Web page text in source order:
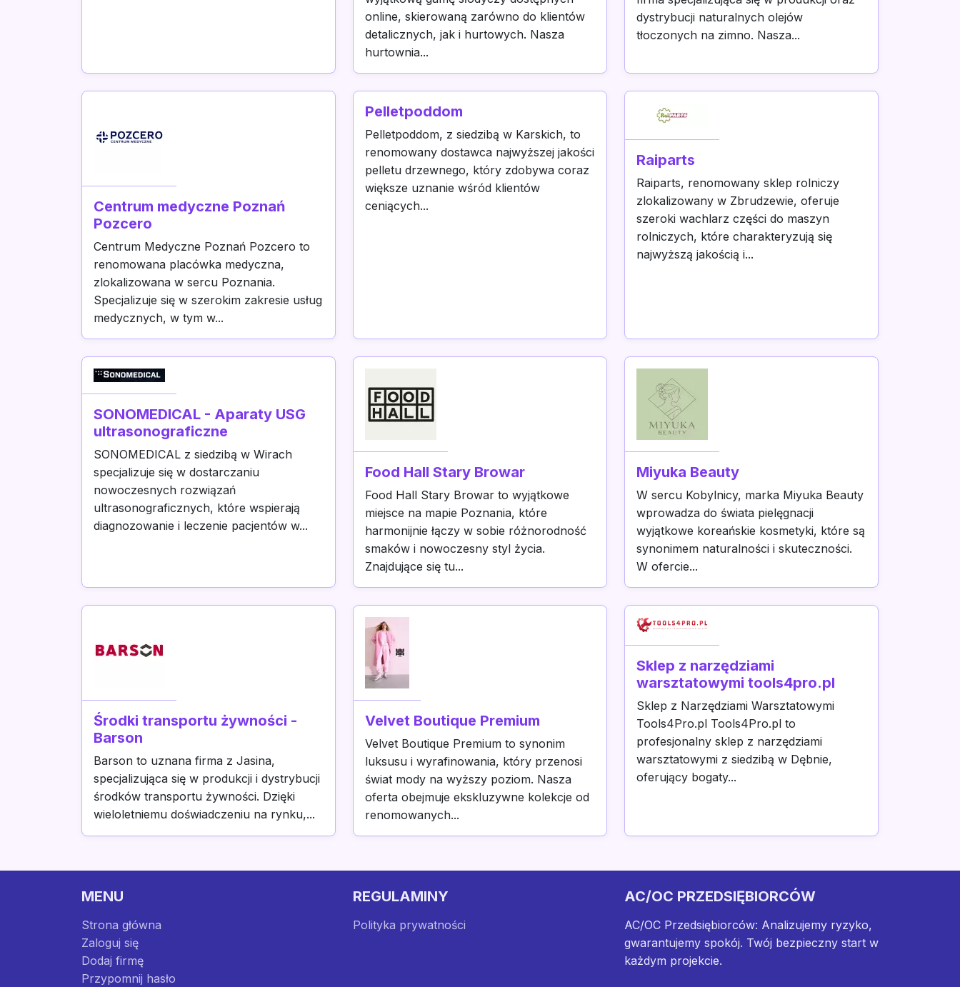
online, skierowaną zarówno do klientów
detalicznych, jak i hurtowych. Nasza
hurtownia...
dystrybucji naturalnych olejów
tłoczonych na zimno. Nasza...
Centrum medyczne Poznań
Pozcero
Centrum Medyczne Poznań Pozcero to
renomowana placówka medyczna,
zlokalizowana w sercu Poznania.
Specjalizuje się w szerokim zakresie usług
medycznych, w tym w...
Pelletpoddom
Pelletpoddom, z siedzibą w Karskich, to
renomowany dostawca najwyższej jakości
pelletu drzewnego, który zdobywa coraz
większe uznanie wśród klientów
ceniących...
Raiparts
Raiparts, renomowany sklep rolniczy
zlokalizowany w Zbrudzewie, oferuje
szeroki wachlarz części do maszyn
rolniczych, które charakteryzują się
najwyższą jakością i...
SONOMEDICAL - Aparaty USG
ultrasonograficzne
SONOMEDICAL z siedzibą w Wirach
specjalizuje się w dostarczaniu
nowoczesnych rozwiązań
ultrasonograficznych, które wspierają
diagnozowanie i leczenie pacjentów w...
Food Hall Stary Browar
Food Hall Stary Browar to wyjątkowe
miejsce na mapie Poznania, które
harmonijnie łączy w sobie różnorodność
smaków i nowoczesny styl życia.
Znajdujące się tu...
Miyuka Beauty
W sercu Kobylnicy, marka Miyuka Beauty
wprowadza do świata pielęgnacji
wyjątkowe koreańskie kosmetyki, które są
synonimem naturalności i skuteczności.
W ofercie...
Środki transportu żywności -
Barson
Barson to uznana firma z Jasina,
specjalizująca się w produkcji i dystrybucji
środków transportu żywności. Dzięki
wieloletniemu doświadczeniu na rynku,...
Velvet Boutique Premium
Velvet Boutique Premium to synonim
luksusu i wyrafinowania, który przenosi
świat mody na wyższy poziom. Nasza
oferta obejmuje ekskluzywne kolekcje od
renomowanych...
Sklep z narzędziami
warsztatowymi tools4pro.pl
Sklep z Narzędziami Warsztatowymi
Tools4Pro.pl Tools4Pro.pl to
profesjonalny sklep z narzędziami
warsztatowymi z siedzibą w Dębnie,
oferujący bogaty...
MENU
Strona główna
Zaloguj się
Dodaj firmę
Przypomnij hasło
REGULAMINY
Polityka prywatności
AC/OC PRZEDSIĘBIORCÓW
AC/OC Przedsiębiorców: Analizujemy ryzyko,
gwarantujemy spokój. Twój bezpieczny start w
każdym projekcie.